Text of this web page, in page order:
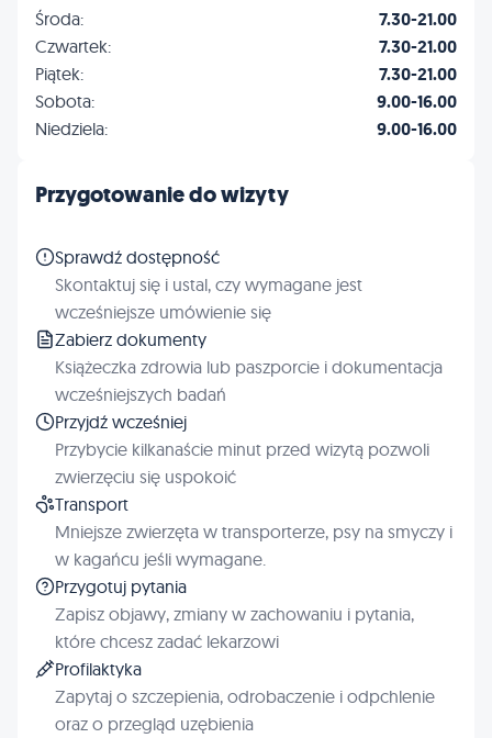
Środa: 7.30-21.00
Czwartek: 7.30-21.00
Piątek: 7.30-21.00
Sobota: 9.00-16.00
Niedziela: 9.00-16.00
Przygotowanie do wizyty
Sprawdź dostępność
Skontaktuj się i ustal, czy wymagane jest
wcześniejsze umówienie się
Zabierz dokumenty
Książeczka zdrowia lub paszporcie i dokumentacja
wcześniejszych badań
Przyjdź wcześniej
Przybycie kilkanaście minut przed wizytą pozwoli
zwierzęciu się uspokoić
Transport
Mniejsze zwierzęta w transporterze, psy na smyczy i
w kagańcu jeśli wymagane.
Przygotuj pytania
Zapisz objawy, zmiany w zachowaniu i pytania,
które chcesz zadać lekarzowi
Profilaktyka
Zapytaj o szczepienia, odrobaczenie i odpchlenie
oraz o przegląd uzębienia